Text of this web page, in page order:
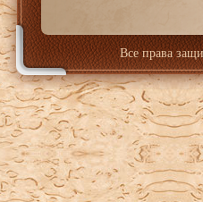
Все права